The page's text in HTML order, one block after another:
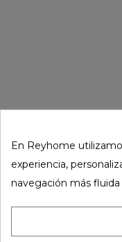
En Reyhome
experiencia,
navegación más fluida